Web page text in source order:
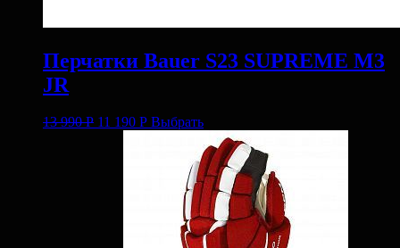
Перчатки Bauer S23 SUPREME M3
JR
13 990Р 11 190 Р Выбрать